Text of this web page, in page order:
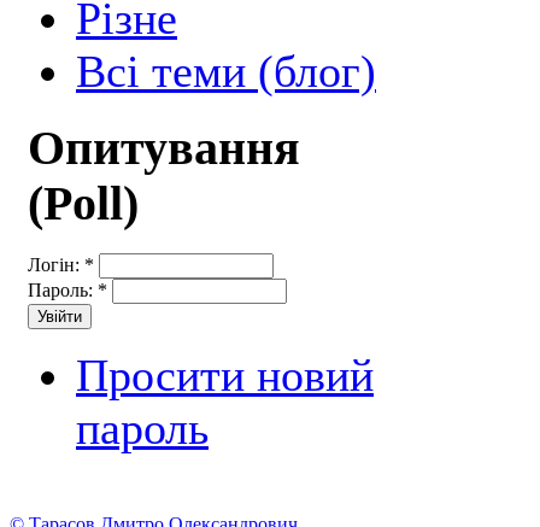
Різне
Всі теми (блог)
Опитування
(Poll)
Логін: *
Пароль: *
Просити новий
пароль